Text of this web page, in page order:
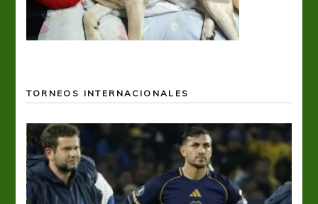
TORNEOS INTERNACIONALES